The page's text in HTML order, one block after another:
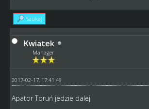
Szukaj
Kwiatek
Manager
2017-02-17, 17:41:48
Apator Toruń jedzie dalej